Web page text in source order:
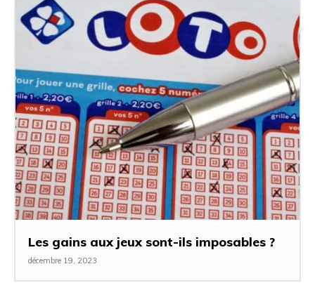
Les gains aux jeux sont-ils imposables ?
décembre 19, 2023